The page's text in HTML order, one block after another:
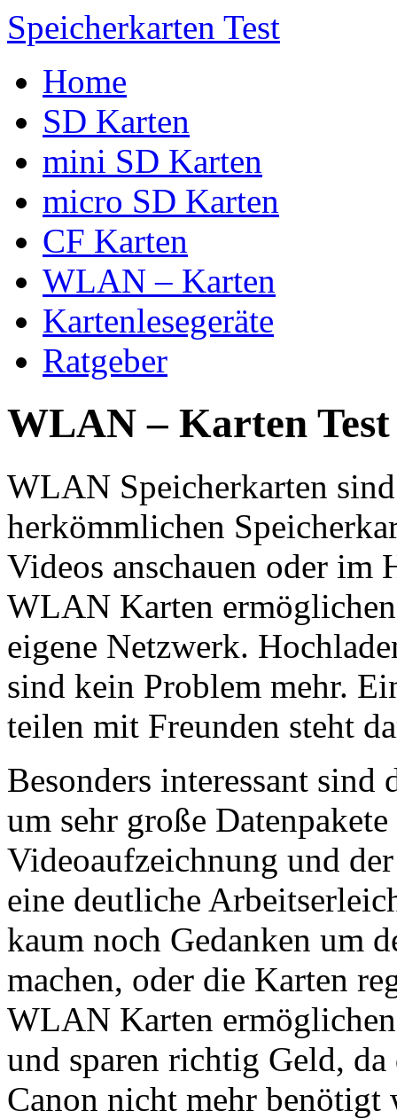
Speicherkarten Test
Home
SD Karten
mini SD Karten
micro SD Karten
CF Karten
WLAN – Karten
Kartenlesegeräte
Ratgeber
WLAN – Karten Test
WLAN Speicherkarten
herkömmlichen
Videos anschauen oder im
WLAN Karten
eigene Netzwerk.
sind kein Problem mehr.
teilen mit Freunden steht
Besonders interessant
um sehr große
Videoaufzeichnung und
eine deutliche
kaum noch Gedanken um
machen, oder die Karten
WLAN Karten
und sparen richtig Geld,
Canon nicht mehr benötigt